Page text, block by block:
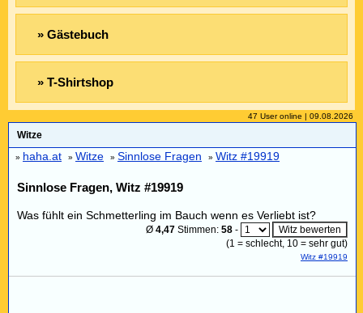
» Gästebuch
» T-Shirtshop
47 User online | 09.08.2026
Witze
» haha.at » Witze » Sinnlose Fragen » Witz #19919
Sinnlose Fragen, Witz #19919
Was fühlt ein Schmetterling im Bauch wenn es Verliebt ist?
Ø 4,47 Stimmen: 58 -
(1 = schlecht, 10 = sehr gut)
Witz #19919